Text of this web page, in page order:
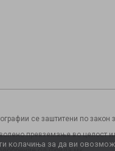
колачиња за да ви
се заштитени по закон
превземање во целост